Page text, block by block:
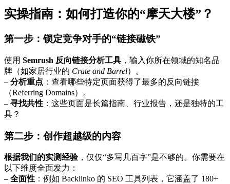
实操指南：如何打造你的“摩天大楼”？
第一步：锁定竞争对手的“链接磁铁”
使用 Semrush 反向链接分析工具 ，输入你所在领域的知名品
牌（如家居行业的 Crate and Barrel）。
– 分析重点 ：查看哪些特定页面获得了最多的反向链接
（Referring Domains）。
– 寻找共性 ：这些页面是长篇指南、行业报告，还是独特的工
具？
第二步：创作超越级的内容
根据我们的实测经验，仅仅“多写几百字”是不够的。你需要在
以下维度全面发力：
– 全面性 ：例如 Backlinko 的 SEO 工具列表，它涵盖了 180+